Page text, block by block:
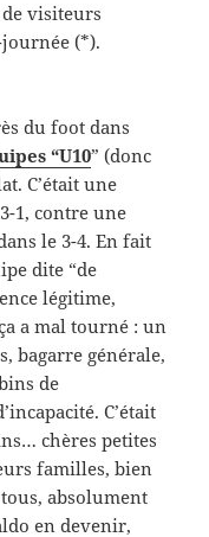
visiteurs
(*).
du foot dans
“U10” (donc
C’était une
1, contre une
le 3-4. En fait
dite “de
légitime,
a mal tourné : un
bagarre générale,
de
C’était
chères petites
familles, bien
absolument
en devenir,